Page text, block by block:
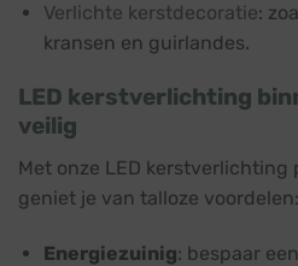
Verlichte kerstdecoratie:
kransen en guirlandes.
LED kerstverlichting
veilig
Met onze LED
geniet je van talloze voordelen:
Energiezuinig: bespaar